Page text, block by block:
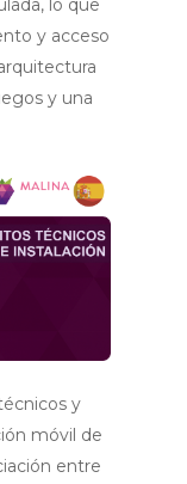
lo que
y acceso
y una
y
móvil de
entre